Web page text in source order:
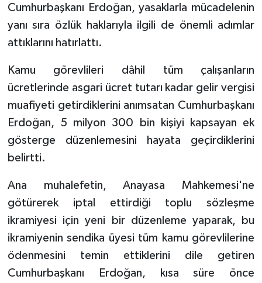
Cumhurbaşkanı Erdoğan, yasaklarla mücadelenin
yanı sıra özlük haklarıyla ilgili de önemli adımlar
attıklarını hatırlattı.
Kamu görevlileri dâhil tüm çalışanların
ücretlerinde asgari ücret tutarı kadar gelir vergisi
muafiyeti getirdiklerini anımsatan Cumhurbaşkanı
Erdoğan, 5 milyon 300 bin kişiyi kapsayan ek
gösterge düzenlemesini hayata geçirdiklerini
belirtti.
Ana muhalefetin, Anayasa Mahkemesi'ne
götürerek iptal ettirdiği toplu sözleşme
ikramiyesi için yeni bir düzenleme yaparak, bu
ikramiyenin sendika üyesi tüm kamu görevlilerine
ödenmesini temin ettiklerini dile getiren
Cumhurbaşkanı Erdoğan, kısa süre önce